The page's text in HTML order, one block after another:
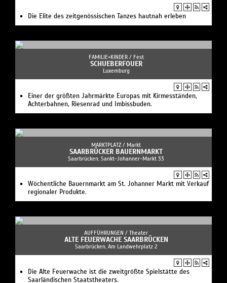
Die Elite des zeitgenössischen Tanzes hautnah erleben
FAMILIE+KINDER / Fest
SCHUEBERFOUER
Luxemburg
Einer der größten Jahrmärkte Europas mit Kirmesständen,
Achterbahnen, Riesenrad und Imbissbuden.
MARKTPLATZ / Markt
SAARBRÜCKER BAUERNMARKT
Saarbrücken, Sankt-Johanner-Markt 33
Wöchentliche Bauernmarkt am St. Johanner Markt mit Verkauf
regionaler Produkte.
AUFFÜHRUNGEN / Theater
ALTE FEUERWACHE SAARBRÜCKEN
Saarbrücken, Am Landwehrplatz 2
Die Alte Feuerwache ist die zweitgrößte Spielstätte des
Saarländischen Staatstheaters.